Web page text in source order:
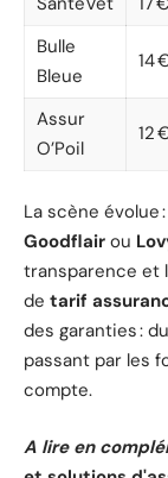
Bulle
Bleue
14
Assur
O’Poil
12
La scène évolue
Goodflair ou
transparence et
de tarif
des garanties :
passant par les
compte.
A lire en